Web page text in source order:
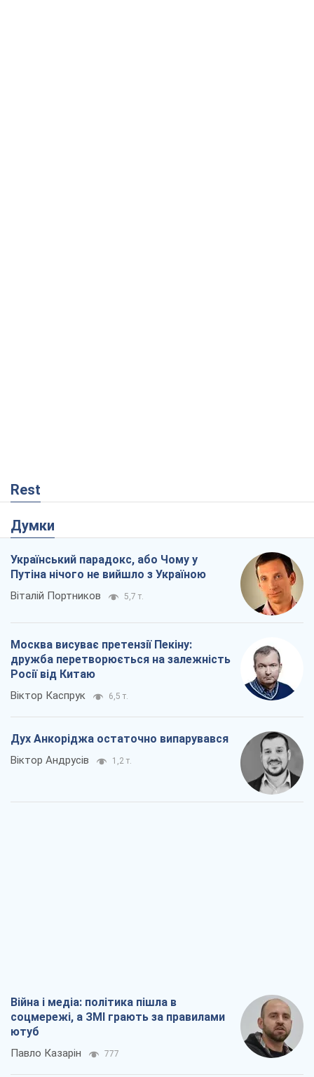
Rest
Думки
Український парадокс, або Чому у
Путіна нічого не вийшло з Україною
Віталій Портников 5,7 т.
Москва висуває претензії Пекіну:
дружба перетворюється на залежність
Росії від Китаю
Віктор Каспрук 6,5 т.
Дух Анкоріджа остаточно випарувався
Віктор Андрусів 1,2 т.
Війна і медіа: політика пішла в
соцмережі, а ЗМІ грають за правилами
ютуб
Павло Казарін 777